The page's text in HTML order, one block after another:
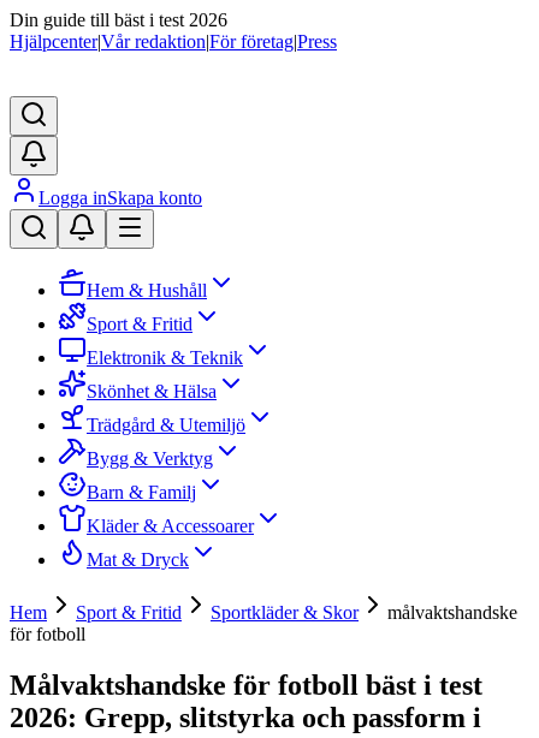
Din guide till bäst i test 2026
Hjälpcenter|Vår redaktion|För företag|Press
Logga inSkapa konto
Hem & Hushåll
Sport & Fritid
Elektronik & Teknik
Skönhet & Hälsa
Trädgård & Utemiljö
Bygg & Verktyg
Barn & Familj
Kläder & Accessoarer
Mat & Dryck
Hem Sport & Fritid Sportkläder & Skor
målvaktshandske
för fotboll
Målvaktshandske för fotboll bäst i test
2026: Grepp, slitstyrka och passform i